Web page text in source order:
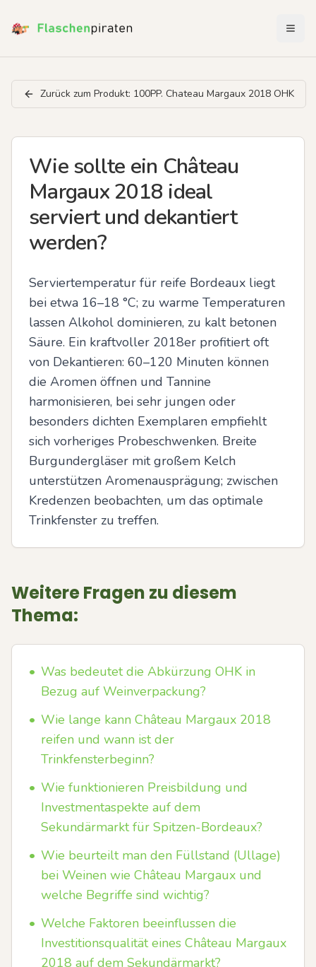
Zurück zum Produkt: 100PP. Chateau Margaux 2018 OHK
Wie sollte ein Château
Margaux 2018 ideal
serviert und dekantiert
werden?
Serviertemperatur für reife Bordeaux liegt
bei etwa 16–18 °C; zu warme Temperaturen
lassen Alkohol dominieren, zu kalt betonen
Säure. Ein kraftvoller 2018er profitiert oft
von Dekantieren: 60–120 Minuten können
die Aromen öffnen und Tannine
harmonisieren, bei sehr jungen oder
besonders dichten Exemplaren empfiehlt
sich vorheriges Probeschwenken. Breite
Burgundergläser mit großem Kelch
unterstützen Aromenausprägung; zwischen
Kredenzen beobachten, um das optimale
Trinkfenster zu treffen.
Weitere Fragen zu diesem
Thema:
• Was bedeutet die Abkürzung OHK in
Bezug auf Weinverpackung?
• Wie lange kann Château Margaux 2018
reifen und wann ist der
Trinkfensterbeginn?
• Wie funktionieren Preisbildung und
Investmentaspekte auf dem
Sekundärmarkt für Spitzen-Bordeaux?
• Wie beurteilt man den Füllstand (Ullage)
bei Weinen wie Château Margaux und
welche Begriffe sind wichtig?
• Welche Faktoren beeinflussen die
Investitionsqualität eines Château Margaux
2018 auf dem Sekundärmarkt?